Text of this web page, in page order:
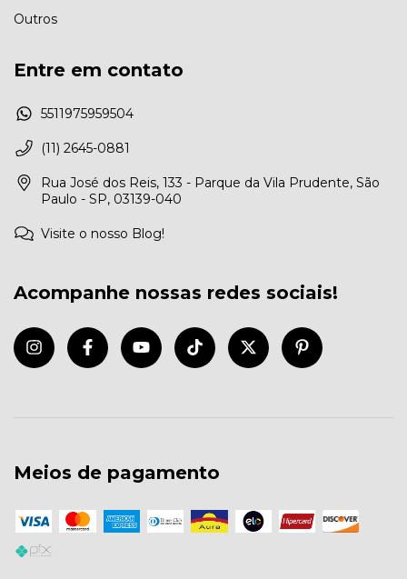
Outros
Entre em contato
5511975959504
(11) 2645-0881
Rua José dos Reis, 133 - Parque da Vila Prudente, São
Paulo - SP, 03139-040
Visite o nosso Blog!
Acompanhe nossas redes sociais!
Meios de pagamento